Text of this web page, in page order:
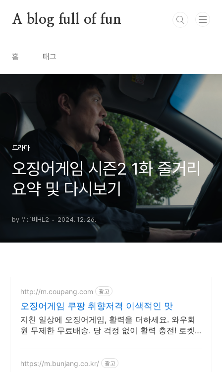
A blog full of fun
홈 태그
드라마
오징어게임 시즌2 1화 줄거리
요약 및 다시보기
by 푸른비HL2 2024. 12. 26.
http://m.coupang.com 광고
오징어게임 쿠팡 취향저격 이색적인 맛
지친 일상에 오징어게임, 활력을 더하세요. 와우회
원 무제한 무료배송. 당 걱정 없이 활력 충전! 로켓
https://m.bunjang.co.kr/ 광고